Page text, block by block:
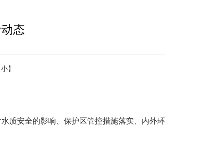
态
小】
质安全的影响、保护区管控措施落实、内外环